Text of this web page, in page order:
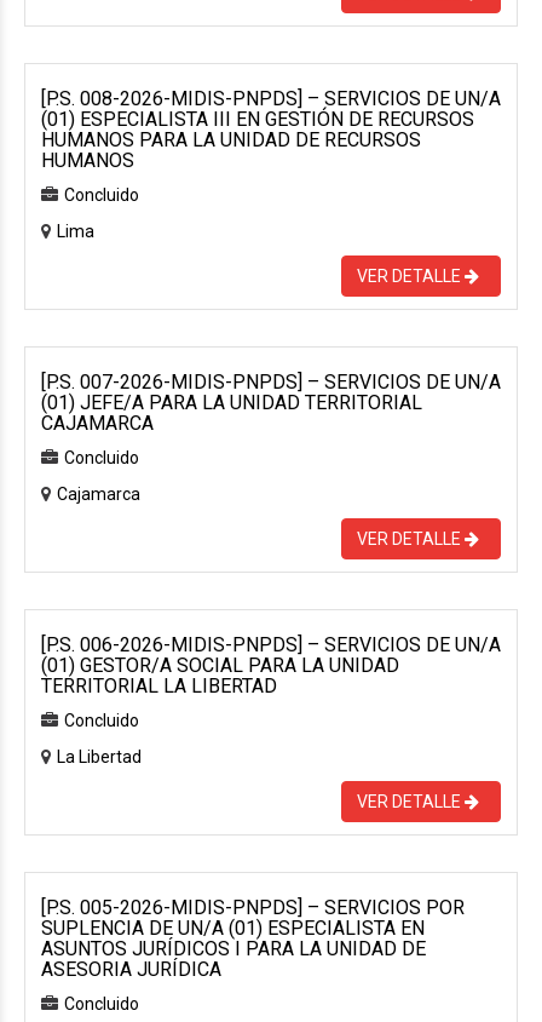
[P.S. 008-2026-MIDIS-PNPDS] – SERVICIOS DE UN/A
(01) ESPECIALISTA III EN GESTIÓN DE RECURSOS
HUMANOS PARA LA UNIDAD DE RECURSOS
HUMANOS
Concluido
Lima
VER DETALLE
[P.S. 007-2026-MIDIS-PNPDS] – SERVICIOS DE UN/A
(01) JEFE/A PARA LA UNIDAD TERRITORIAL
CAJAMARCA
Concluido
Cajamarca
VER DETALLE
[P.S. 006-2026-MIDIS-PNPDS] – SERVICIOS DE UN/A
(01) GESTOR/A SOCIAL PARA LA UNIDAD
TERRITORIAL LA LIBERTAD
Concluido
La Libertad
VER DETALLE
[P.S. 005-2026-MIDIS-PNPDS] – SERVICIOS POR
SUPLENCIA DE UN/A (01) ESPECIALISTA EN
ASUNTOS JURÍDICOS I PARA LA UNIDAD DE
ASESORIA JURÍDICA
Concluido